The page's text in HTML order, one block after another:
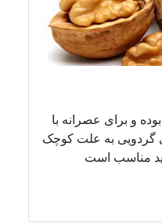
و برای عصرانه با
به علت کوچک
مناسب است